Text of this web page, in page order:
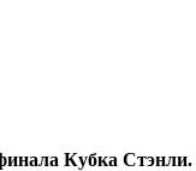
Кубка Стэнли.